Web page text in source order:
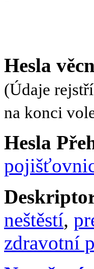
Hesla
(Údaje
na konci
Hesla
neštěstí,
zdravotní